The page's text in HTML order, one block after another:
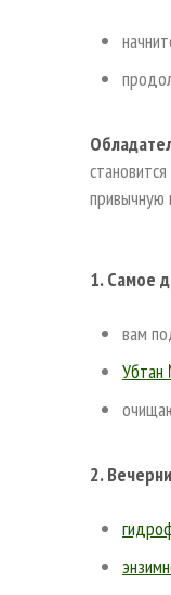
привычную
1. Самое
вам
2.